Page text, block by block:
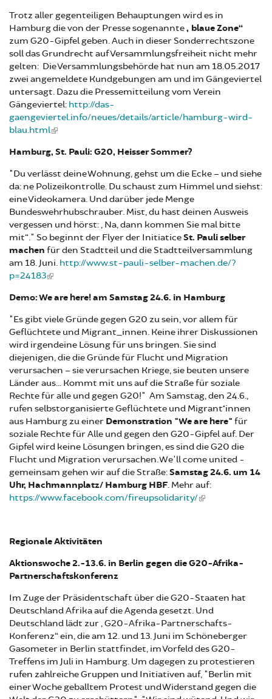
Trotz aller gegenteiligen Behauptungen wird es in
Hamburg die von der Presse sogenannte„blaue Zone“
zum G20-Gipfel geben. Auch in dieser Sonderrechtszone
soll das Grundrecht auf Versammlungsfreiheit nicht mehr
gelten: Die Versammlungsbehörde hat nun am 18.05.2017
zwei angemeldete Kundgebungen am und im Gängeviertel
untersagt. Dazu die Pressemitteilung vom Verein
Gängeviertel: http://das-
gaengeviertel.info/neues/details/article/hamburg-wird-
blau.html
Hamburg, St. Pauli: G20, Heisser Sommer?
"Du verlässt deine Wohnung, gehst um die Ecke – und siehe
da: ne Polizeikontrolle. Du schaust zum Himmel und siehst:
eine Videokamera. Und darüber jede Menge
Bundeswehrhubschrauber. Mist, du hast deinen Ausweis
vergessen und hörst: „Na, dann kommen Sie mal bitte
mit“." So beginnt der Flyer der InitiaticeSt. Pauli selber
machen für den Stadtteil und die Stadtteilversammlung
am 18. Juni. http://www.st-pauli-selber-machen.de/?
p=24183
Demo: We are here! am Samstag 24.6. in Hamburg
"Es gibt viele Gründe gegen G20 zu sein, vor allem für
Geflüchtete und Migrant_innen. Keine ihrer Diskussionen
wird irgendeine Lösung für uns bringen. Sie sind
diejenigen, die die Gründe für Flucht und Migration
verursachen – sie verursachen Kriege, sie beuten unsere
Länder aus... Kommt mit uns auf die Straße für soziale
Rechte für alle und gegen G20!" Am Samstag, den 24.6.,
rufen selbstorganisierte Geflüchtete und Migrant*innen
aus Hamburg zu einer Demonstration "We are here" für
soziale Rechte für Alle und gegen den G20-Gipfel auf. Der
Gipfel wird keine Lösungen bringen, es sind die G20 die
Flucht und Migration verursachen. We'll come united -
gemeinsam gehen wir auf die Straße:Samstag 24.6. um 14
Uhr, Hachmannplatz/ Hamburg HBF. Mehr auf:
https://www.facebook.com/fireupsolidarity/
Regionale Aktivitäten
Aktionswoche 2.-13.6. in Berlin gegen die G20-Afrika-
Partnerschaftskonferenz
Im Zuge der Präsidentschaft über die G20-Staaten hat
Deutschland Afrika auf die Agenda gesetzt. Und
Deutschland lädt zur „G20-Afrika-Partnerschafts-
Konferenz“ ein, die am 12. und 13. Juni im Schöneberger
Gasometer in Berlin stattfindet, im Vorfeld des G20-
Treffens im Juli in Hamburg. Um dagegen zu protestieren
rufen zahlreiche Gruppen und Initiativen auf, "Berlin mit
einer Woche geballtem Protest und Widerstand gegen die